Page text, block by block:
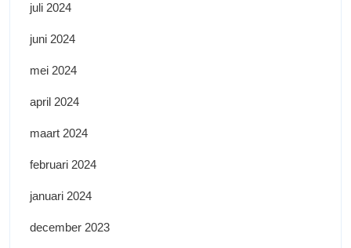
juli 2024
juni 2024
mei 2024
april 2024
maart 2024
februari 2024
januari 2024
december 2023